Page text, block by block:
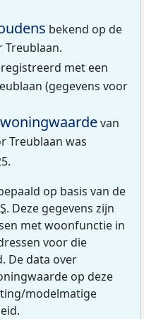
bekend op de
Treublaan.
met een
(gegevens voor
woningwaardevan
Treublaan was
op basis van de
. Deze gegevens zijn
met woonfunctie in
voor die
De data over
op deze
modelmatige